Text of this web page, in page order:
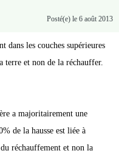
Posté(e) le 6 août 2013
dans les couches supérieures
et non de la réchauffer.
a majoritairement une
de la hausse est liée à
réchauffement et non la